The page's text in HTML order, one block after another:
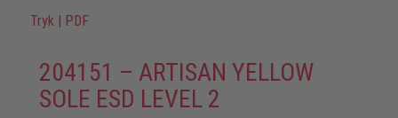
Tryk PDF
204151 – ARTISAN YELLOW
SOLE ESD LEVEL 2